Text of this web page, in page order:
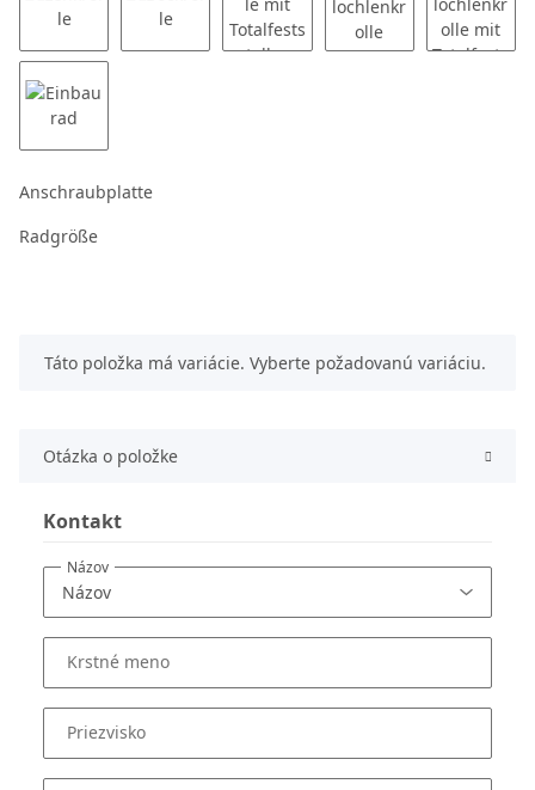
Anschraubplatte
Radgröße
x
Táto položka má variácie. Vyberte požadovanú variáciu.
Otázka o položke
Kontakt
Názov
Krstné meno
Priezvisko